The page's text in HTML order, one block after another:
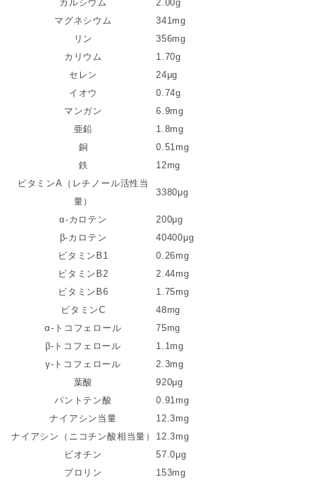
カルシウム
2.00g
マグネシウム
341mg
リン
356mg
カリウム
1.70g
セレン
24μg
イオウ
0.74g
マンガン
6.9mg
亜鉛
1.8mg
銅
0.51mg
鉄
12mg
ビタミンA（レチノール活性当
量）
3380μg
α-カロテン
200μg
β-カロテン
40400μg
ビタミンB1
0.26mg
ビタミンB2
2.44mg
ビタミンB6
1.75mg
ビタミンC
48mg
α-トコフェロール
75mg
β-トコフェロール
1.1mg
γ-トコフェロール
2.3mg
葉酸
920μg
パントテン酸
0.91mg
ナイアシン当量
12.3mg
ナイアシン（ニコチン酸相当量）
12.3mg
ビオチン
57.0μg
プロリン
153mg